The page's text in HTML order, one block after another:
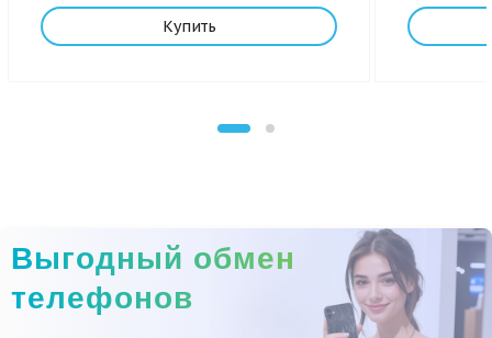
Купить
Выгодный обмен
телефонов